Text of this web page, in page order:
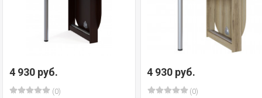
4 930 руб.
(0)
4 930 руб.
(0)